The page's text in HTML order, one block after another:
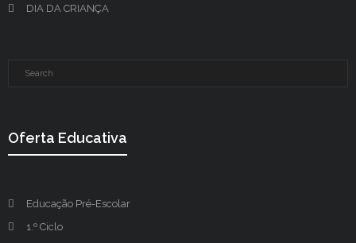
DIA DA CRIANÇA
Oferta Educativa
Educação Pré-Escolar
1.º Ciclo